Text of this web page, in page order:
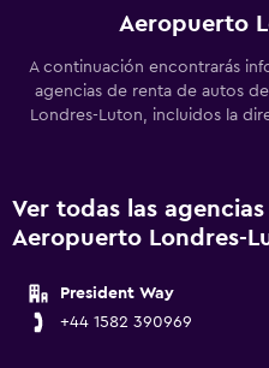
Aeropuerto
A continuación encontrarás
agencias de renta de autos
Londres-Luton, incluidos la
Ver todas las
Aeropuerto Londres-
President Way
+44 1582 390969